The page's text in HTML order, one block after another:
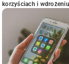
korzyściach i wdrożeniu